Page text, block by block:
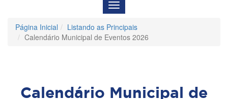
Menu
de
Navegação
Página Inicial
Listando as Principais
Calendário Municipal de Eventos 2026
Calendário Municipal de